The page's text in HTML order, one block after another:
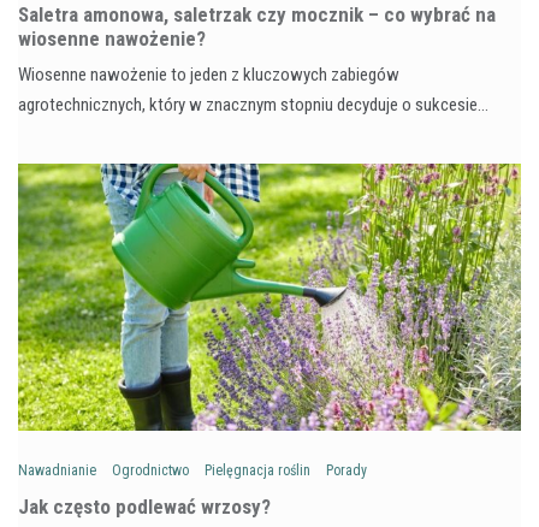
Saletra amonowa, saletrzak czy mocznik – co wybrać na
wiosenne nawożenie?
Wiosenne nawożenie to jeden z kluczowych zabiegów
agrotechnicznych, który w znacznym stopniu decyduje o sukcesie…
Nawadnianie Ogrodnictwo Pielęgnacja roślin Porady
Jak często podlewać wrzosy?